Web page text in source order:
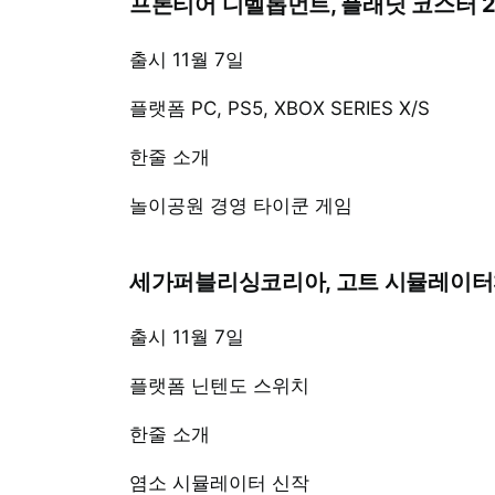
출시 11월 7일
플랫폼 PC, PS5, XBOX SERIES X/S
한줄 소개
놀이공원 경영 타이쿤 게임
세가퍼블리싱코리아, 고트 시뮬레이
출시 11월 7일
플랫폼 닌텐도 스위치
한줄 소개
염소 시뮬레이터 신작